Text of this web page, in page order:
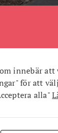
arkitektbyrå
med stor
till finalist i
det ligger
innebär att
för att
alla"